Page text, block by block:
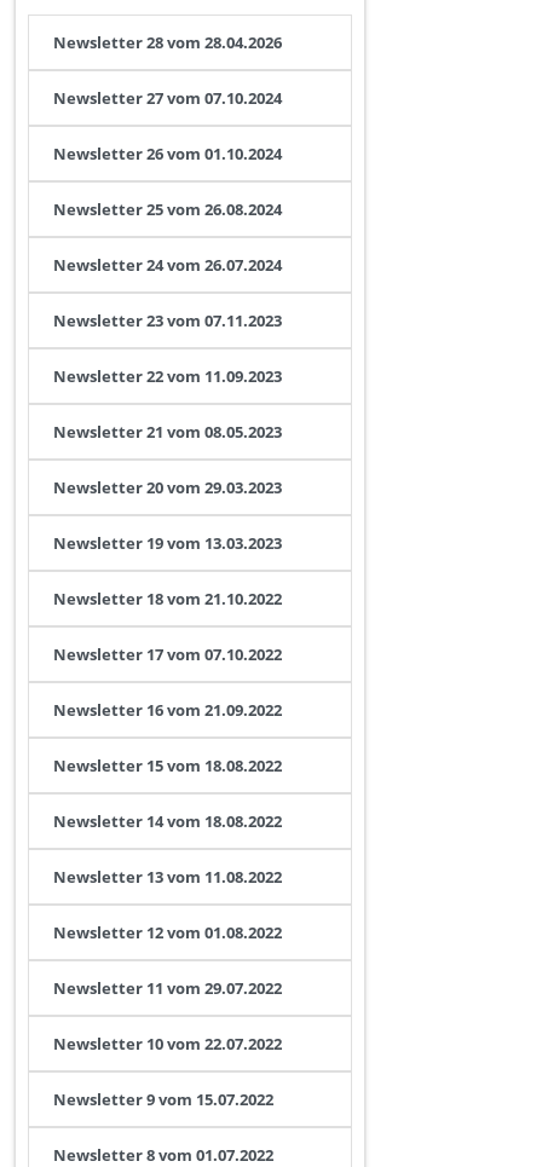
Newsletter 28 vom 28.04.2026
Newsletter 27 vom 07.10.2024
Newsletter 26 vom 01.10.2024
Newsletter 25 vom 26.08.2024
Newsletter 24 vom 26.07.2024
Newsletter 23 vom 07.11.2023
Newsletter 22 vom 11.09.2023
Newsletter 21 vom 08.05.2023
Newsletter 20 vom 29.03.2023
Newsletter 19 vom 13.03.2023
Newsletter 18 vom 21.10.2022
Newsletter 17 vom 07.10.2022
Newsletter 16 vom 21.09.2022
Newsletter 15 vom 18.08.2022
Newsletter 14 vom 18.08.2022
Newsletter 13 vom 11.08.2022
Newsletter 12 vom 01.08.2022
Newsletter 11 vom 29.07.2022
Newsletter 10 vom 22.07.2022
Newsletter 9 vom 15.07.2022
Newsletter 8 vom 01.07.2022